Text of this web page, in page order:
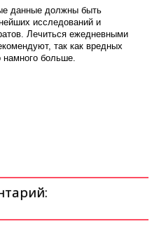
данные должны быть
исследований и
Лечиться ежедневными
так как вредных
намного больше.